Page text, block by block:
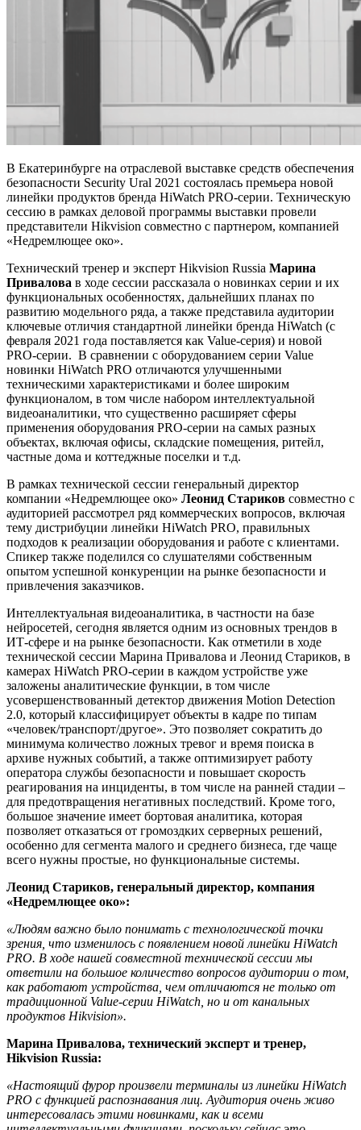
В Екатеринбурге на отраслевой выставке средств обеспечения
безопасности Security Ural 2021 состоялась премьера новой
линейки продуктов бренда HiWatch PRO-серии. Техническую
сессию в рамках деловой программы выставки провели
представители Hikvision совместно с партнером, компанией
«Недремлющее око».
Технический тренер и эксперт Hikvision Russia Марина
Привалова в ходе сессии рассказала о новинках серии и их
функциональных особенностях, дальнейших планах по
развитию модельного ряда, а также представила аудитории
ключевые отличия стандартной линейки бренда HiWatch (с
февраля 2021 года поставляется как Value-серия) и новой
PRO-серии. В сравнении с оборудованием серии Value
новинки HiWatch PRO отличаются улучшенными
техническими характеристиками и более широким
функционалом, в том числе набором интеллектуальной
видеоаналитики, что существенно расширяет сферы
применения оборудования PRO-серии на самых разных
объектах, включая офисы, складские помещения, ритейл,
частные дома и коттеджные поселки и т.д.
В рамках технической сессии генеральный директор
компании «Недремлющее око» Леонид Стариков совместно с
аудиторией рассмотрел ряд коммерческих вопросов, включая
тему дистрибуции линейки HiWatch PRO, правильных
подходов к реализации оборудования и работе с клиентами.
Спикер также поделился со слушателями собственным
опытом успешной конкуренции на рынке безопасности и
привлечения заказчиков.
Интеллектуальная видеоаналитика, в частности на базе
нейросетей, сегодня является одним из основных трендов в
ИТ-сфере и на рынке безопасности. Как отметили в ходе
технической сессии Марина Привалова и Леонид Стариков, в
камерах HiWatch PRO-серии в каждом устройстве уже
заложены аналитические функции, в том числе
усовершенствованный детектор движения Motion Detection
2.0, который классифицирует объекты в кадре по типам
«человек/транспорт/другое». Это позволяет сократить до
минимума количество ложных тревог и время поиска в
архиве нужных событий, а также оптимизирует работу
оператора службы безопасности и повышает скорость
реагирования на инциденты, в том числе на ранней стадии –
для предотвращения негативных последствий. Кроме того,
большое значение имеет бортовая аналитика, которая
позволяет отказаться от громоздких серверных решений,
особенно для сегмента малого и среднего бизнеса, где чаще
всего нужны простые, но функциональные системы.
Леонид Стариков, генеральный директор, компания
«Недремлющее око»:
«Людям важно было понимать с технологической точки
зрения, что изменилось с появлением новой линейки HiWatch
PRO. В ходе нашей совместной технической сессии мы
ответили на большое количество вопросов аудитории о том,
как работают устройства, чем отличаются не только от
традиционной Value-серии HiWatch, но и от канальных
продуктов Hikvision».
Марина Привалова, технический эксперт и тренер,
Hikvision Russia:
«Настоящий фурор произвели терминалы из линейки HiWatch
PRO с функцией распознавания лиц. Аудитория очень живо
интересовалась этими новинками, как и всеми